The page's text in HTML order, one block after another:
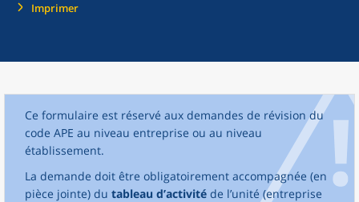
Imprimer
Ce formulaire est réservé aux demandes de révision du
code APE au niveau entreprise ou au niveau
établissement.
La demande doit être obligatoirement accompagnée (en
pièce jointe) du tableau d’activité de l’unité (entreprise